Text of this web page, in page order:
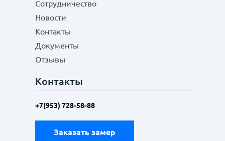
Сотрудничество
Новости
Контакты
Документы
Отзывы
Контакты
+7(953) 728-58-88
Заказать замер